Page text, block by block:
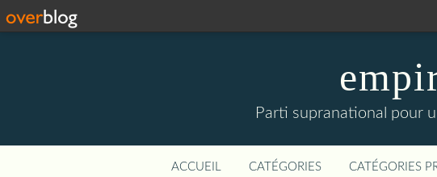
Parti supranational pour
ACCUEIL CATÉGORIES CATÉGORIES